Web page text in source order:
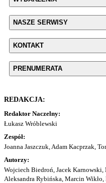
NASZE SERWISY
KONTAKT
PRENUMERATA
REDAKCJA:
Redaktor Naczelny:
Łukasz Wróblewski
Zespół:
Joanna Jaszczuk, Adam Kacprzak,
Autorzy:
Wojciech Biedroń, Jacek Karnowski,
Aleksandra Rybińska, Marcin Wikło,